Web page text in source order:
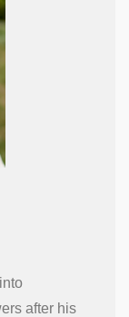
after his